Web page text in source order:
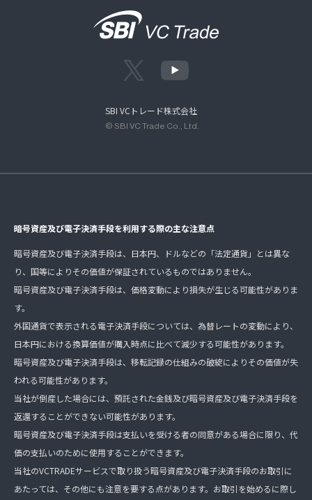
SBI VCトレード株式会社
© SBI VC Trade Co., Ltd.
暗号資産及び電子決済手段を利用する際の主な注意点
暗号資産及び電子決済手段は、日本円、ドルなどの「法定通貨」とは異な
り、国等によりその価値が保証されているものではありません。
暗号資産及び電子決済手段は、価格変動により損失が生じる可能性がありま
す。
外国通貨で表示される電子決済手段については、為替レートの変動により、
日本円における換算価値が購入時点に比べて減少する可能性があります。
暗号資産及び電子決済手段は、移転記録の仕組みの破綻によりその価値が失
われる可能性があります。
当社が倒産した場合には、預託された金銭及び暗号資産及び電子決済手段を
返還することができない可能性があります。
暗号資産及び電子決済手段は支払いを受ける者の同意がある場合に限り、代
価の支払いのために使用することができます。
当社のVCTRADEサービスで取り扱う暗号資産及び電子決済手段のお取引に
あたっては、その他にも注意を要する点があります。お取引を始めるに際し